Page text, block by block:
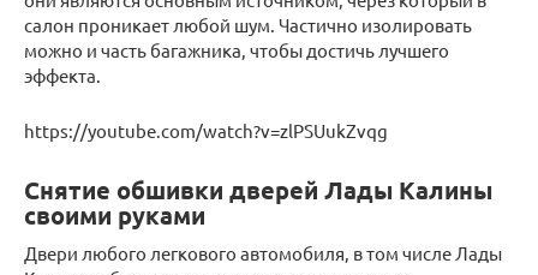
салон проникает любой шум. Частично изолировать
можно и часть багажника, чтобы достичь лучшего
эффекта.
https://youtube.com/watch?v=zlPSUukZvqg
Снятие обшивки дверей Лады Калины
своими руками
Двери любого легкового автомобиля, в том числе Лады